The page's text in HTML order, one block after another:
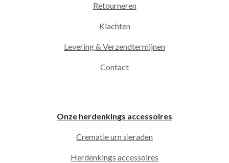
Retourneren
Klachten
Levering & Verzendtermijnen
Contact
Onze herdenkings accessoires
Crematie urn sieraden
Herdenkings accessoires